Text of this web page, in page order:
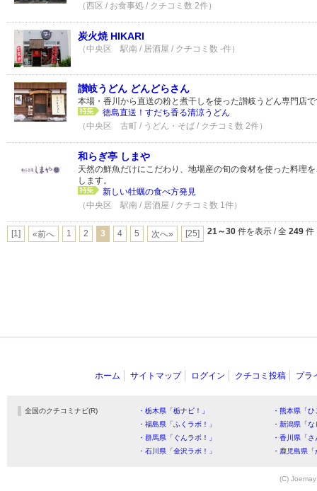
（西区 / お食事処 / クチコミ数 2件）
炭火焼 HIKARI
（中央区 駅南 / 居酒屋 / クチコミ数 -件）
讃岐うどん どんどらさん
本場・香川から直送の粉と煮干しを使った讃岐うどん専門店
徳島直送！すだち香る清涼うどん
（中央区 古町 / うどん・そば / クチコミ数 2件）
和らぎ亭 しまや
天然の鮮魚だけにこだわり、地場産の旬の食材を使った料理
します。
新しい牡蠣の食べ方発見
（中央区 駅南 / 居酒屋 / クチコミ数 1件）
[1] «前へ 1 2 3 4 5 次へ» [25] 21～30 件を表示 / 全 249 件
ホーム サイトマップ ログイン クチコミ投稿 プラ
全国のクチコミナビ(R) ・栃木県「栃ナビ！」
・熊本県「
・福島県「ふくラボ！」
・新潟県「
・群馬県「ぐんラボ！」
・香川県「
・石川県「金沢ラボ！」
・鹿児島県
(C)